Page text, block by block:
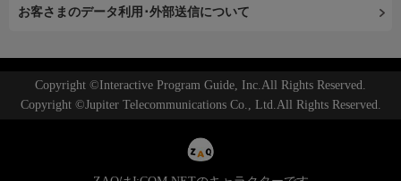
お客さまのデータ利用･外部送信について
Copyright ©Interactive Program Guide, Inc.All Rights Reserved.
Copyright ©Jupiter Telecommunications Co., Ltd.All Rights Reserved.